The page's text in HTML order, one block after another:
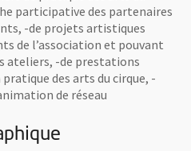
participative des partenaires
-de projets artistiques
de l’association et pouvant
ateliers, -de prestations
des arts du cirque, -
de réseau